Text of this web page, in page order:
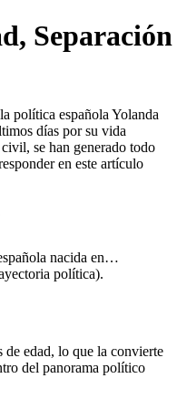
Separación
política española Yolanda
días por su vida
se han generado todo
en este artículo
nacida en…
política).
edad, lo que la convierte
del panorama político